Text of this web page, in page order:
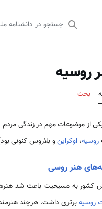
روسیه
بحث
از موضوعات مهم در زندگی مردم
روسیه، اوکراینو بلاروس کنونی بود) در سال 988 با شاهزاده خانمی از بیزانس
هنر روسی
به مسیحیت باعث شد هنرهای زیبا در کشور
روسیهبرتری داشت. هرچند